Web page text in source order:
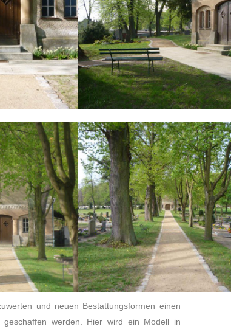
und neuen Bestattungsformen einen
geschaffen werden. Hier wird ein Modell in